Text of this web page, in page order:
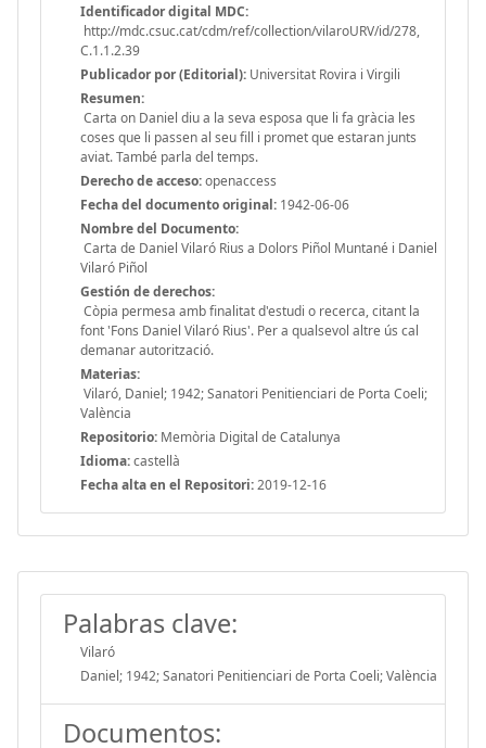
Identificador digital MDC:
http://mdc.csuc.cat/cdm/ref/collection/vilaroURV/id/278,
C.1.1.2.39
Publicador por (Editorial): Universitat Rovira i Virgili
Resumen:
Carta on Daniel diu a la seva esposa que li fa gràcia les
coses que li passen al seu fill i promet que estaran junts
aviat. També parla del temps.
Derecho de acceso:openaccess
Fecha del documento original: 1942-06-06
Nombre del Documento:
Carta de Daniel Vilaró Rius a Dolors Piñol Muntané i Daniel
Vilaró Piñol
Gestión de derechos:
Còpia permesa amb finalitat d'estudi o recerca, citant la
font 'Fons Daniel Vilaró Rius'. Per a qualsevol altre ús cal
demanar autorització.
Materias:
Vilaró, Daniel; 1942; Sanatori Penitienciari de Porta Coeli;
València
Repositorio: Memòria Digital de Catalunya
Idioma:castellà
Fecha alta en el Repositori:2019-12-16
Palabras clave:
Vilaró
Daniel; 1942; Sanatori Penitienciari de Porta Coeli; València
Documentos: